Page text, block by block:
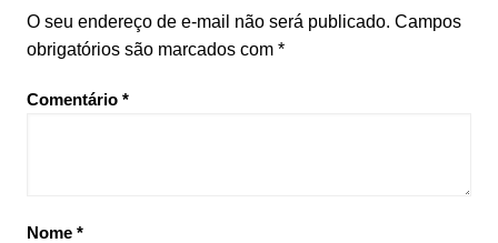
O seu endereço de e-mail não será publicado. Campos
obrigatórios são marcados com *
Comentário *
Nome *